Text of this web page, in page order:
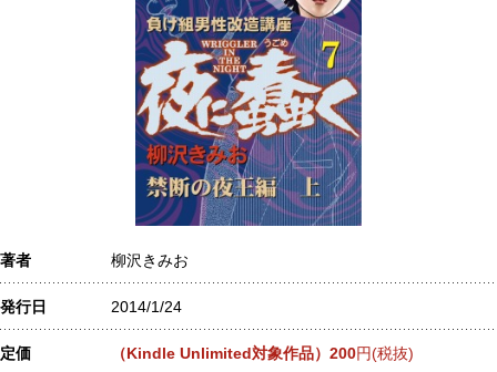
著者 柳沢きみお
発行日 2014/1/24
定価 （Kindle Unlimited対象作品）200円(税抜)